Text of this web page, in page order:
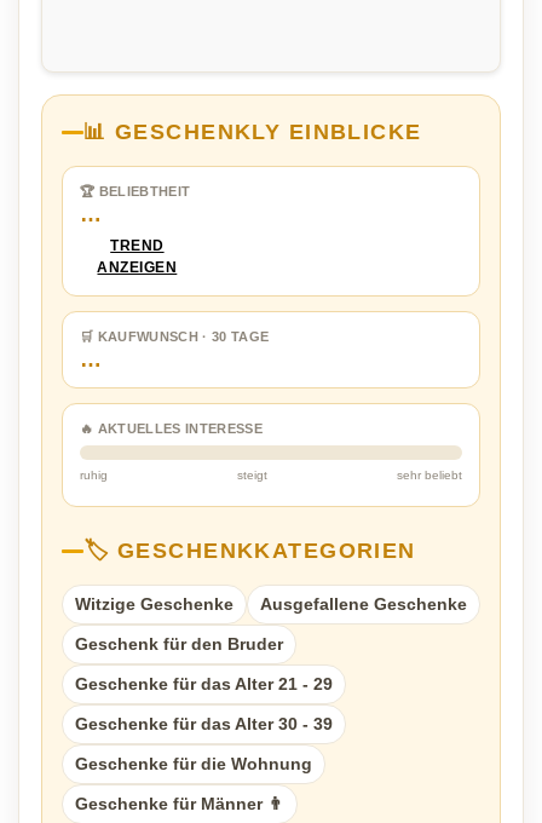
📊 GESCHENKLY EINBLICKE
🏆 BELIEBTHEIT
…
TREND
ANZEIGEN
🛒 KAUFWUNSCH · 30 TAGE
…
🔥 AKTUELLES INTERESSE
ruhig steigt sehr beliebt
🏷️ GESCHENKKATEGORIEN
Witzige Geschenke Ausgefallene Geschenke
Geschenk für den Bruder
Geschenke für das Alter 21 - 29
Geschenke für das Alter 30 - 39
Geschenke für die Wohnung
Geschenke für Männer 👨